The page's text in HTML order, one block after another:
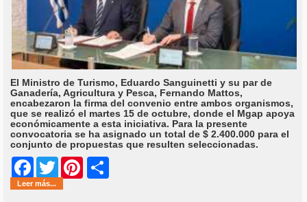
El Ministro de Turismo, Eduardo Sanguinetti y su par de
Ganadería, Agricultura y Pesca, Fernando Mattos,
encabezaron la firma del convenio entre ambos organismos,
que se realizó el martes 15 de octubre, donde el Mgap apoya
económicamente a esta iniciativa. Para la presente
convocatoria se ha asignado un total de $ 2.400.000 para el
conjunto de propuestas que resulten seleccionadas.
Facebook
Twitter Pinterest
Leer más...